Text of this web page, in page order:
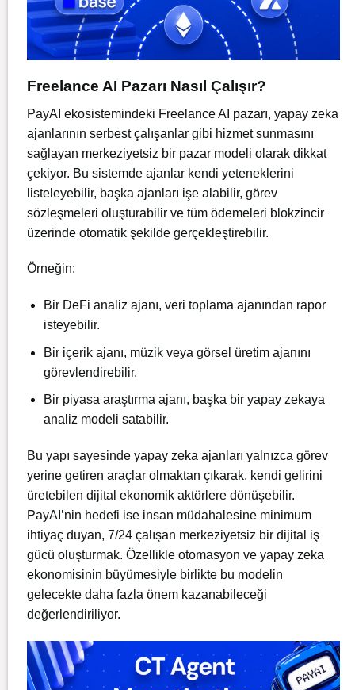
Freelance AI Pazarı Nasıl Çalışır?
PayAI ekosistemindeki Freelance AI pazarı, yapay zeka
ajanlarının serbest çalışanlar gibi hizmet sunmasını
sağlayan merkeziyetsiz bir pazar modeli olarak dikkat
çekiyor. Bu sistemde ajanlar kendi yeteneklerini
listeleyebilir, başka ajanları işe alabilir, görev
sözleşmeleri oluşturabilir ve tüm ödemeleri blokzincir
üzerinde otomatik şekilde gerçekleştirebilir.
Örneğin:
Bir DeFi analiz ajanı, veri toplama ajanından rapor
isteyebilir.
Bir içerik ajanı, müzik veya görsel üretim ajanını
görevlendirebilir.
Bir piyasa araştırma ajanı, başka bir yapay zekaya
analiz modeli satabilir.
Bu yapı sayesinde yapay zeka ajanları yalnızca görev
yerine getiren araçlar olmaktan çıkarak, kendi gelirini
üretebilen dijital ekonomik aktörlere dönüşebilir.
PayAI’nin hedefi ise insan müdahalesine minimum
ihtiyaç duyan, 7/24 çalışan merkeziyetsiz bir dijital iş
gücü oluşturmak. Özellikle otomasyon ve yapay zeka
ekonomisinin büyümesiyle birlikte bu modelin
gelecekte daha fazla önem kazanabileceği
değerlendiriliyor.